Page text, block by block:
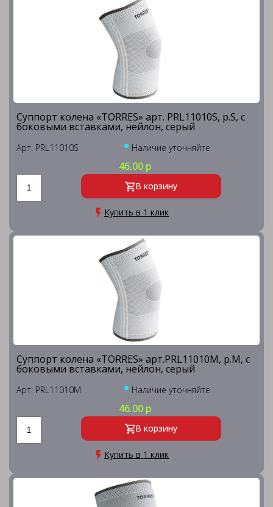
Суппорт колена «TORRES» арт. PRL11010S, р.S, с
боковыми вставками, нейлон, серый
Арт: PRL11010S Наличие уточняйте
46.00 р
В корзину
Купить в 1 клик
Суппорт колена «TORRES» арт.PRL11010M, р.M, с
боковыми вставками, нейлон, серый
Арт: PRL11010M Наличие уточняйте
46.00 р
В корзину
Купить в 1 клик